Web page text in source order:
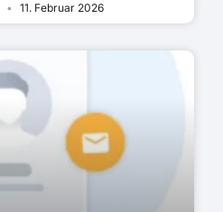
11. Februar 2026